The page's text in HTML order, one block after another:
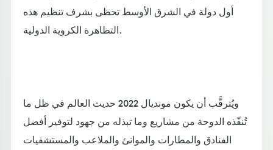
أول دولة في الشرق الأوسط تحظى بشرف تنظيم هذه
التظاهرة الكروية الدولية.
ويُترقَّب أن يكون مونديال 2022 حديث العالم في ظل ما
تُنفّذه الدوحة من مشاريع وما تبذله من جهود لتوفير أفضل
الفنادق والمطارات والموانئ والملاعب والمستشفيات